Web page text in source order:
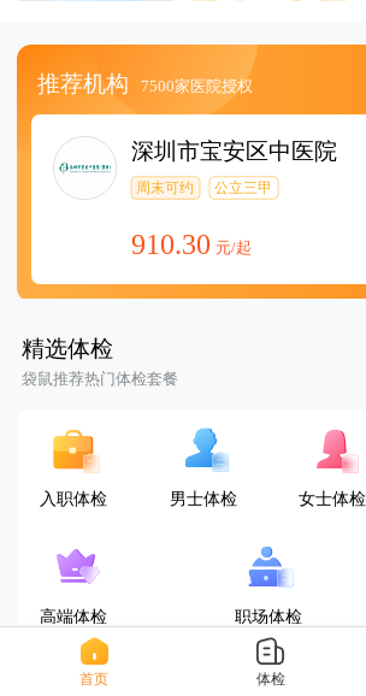
推荐机构 7500家医院授权
深圳市宝安区中医院
周末可约 公立三甲
910.30 元/起
精选体检
袋鼠推荐热门体检套餐
入职体检 男士体检 女士体检
高端体检 职场体检
首页 体检